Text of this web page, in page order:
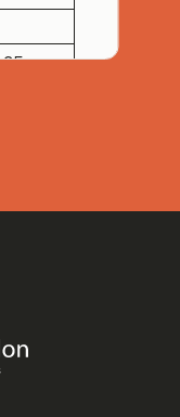
65mm
47mm
28mm